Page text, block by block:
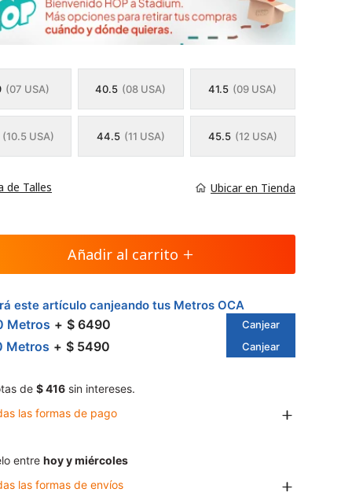
(07 USA) 40.5 (08 USA) 41.5 (09 USA)
(10.5 USA) 44.5 (11 USA) 45.5 (12 USA)
de Talles Ubicar en Tienda
Añadir al carrito
este artículo canjeando tus Metros OCA
Metros $ 6490 Canjear
Metros $ 5490 Canjear
de $ 416 sin intereses.
las formas de pago
entre hoy y miércoles
las formas de envíos